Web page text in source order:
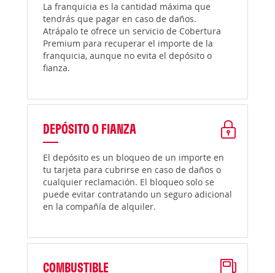
La franquicia es la cantidad máxima que
tendrás que pagar en caso de daños.
Atrápalo te ofrece un servicio de Cobertura
Premium para recuperar el importe de la
franquicia, aunque no evita el depósito o
fianza.
DEPÓSITO O FIANZA
El depósito es un bloqueo de un importe en
tu tarjeta para cubrirse en caso de daños o
cualquier reclamación. El bloqueo solo se
puede evitar contratando un seguro adicional
en la compañía de alquiler.
COMBUSTIBLE